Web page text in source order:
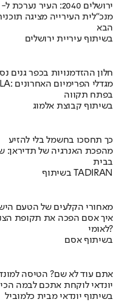
ירושלים 2040: העיר נערכת ל- 1.5 מליון תושבים
מנכ"לית העירייה מציגה
הבא
בשיתוף עיריית ירושלים
חלון ההזדמנויות בכפר גנים
בפתח תקווה
בשיתוף קבוצת אלמוג
כך תחסכו בחשמל בלי להזיע
מהפכת האנרגיה של תדיראן:
בבית
בשיתוף TADIRAN
מאחורי הקלעים של הטעם
לאומי?
בשיתוף אסם
אתם עוד לא שם? הטיסה
יונדאי לוקחת אתכם לבמה
בשיתוף יונדאי מבית כלמוביל